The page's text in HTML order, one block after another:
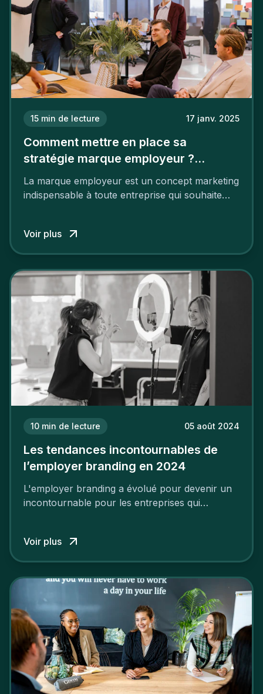
15 min de lecture 17 janv. 2025
Comment mettre en place sa
stratégie marque employeur ?
Découvrez les 7 étapes
La marque employeur est un concept marketing
indispensable à toute entreprise qui souhaite
employeur solide et positive sont évidentes, ce
travail, pour qu’il soit réussi, ne peut se faire en
mettre en œuvre un certain nombre d’actions.
Voir plus
10 min de lecture 05 août 2024
Les tendances incontournables de
l’employer branding en 2024
L'employer branding a évolué pour devenir un
incontournable pour les entreprises qui
Voir plus